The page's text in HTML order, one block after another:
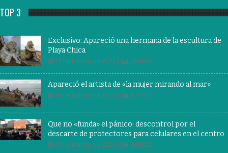
TOP 3
Exclusivo: Apareció una hermana de la escultura de
Playa Chica
17 de febrero de 2021 | 299555
Apareció el artista de «la mujer mirando al mar»
19 de febrero de 2021 | 177637
Que no «funda» el pánico: descontrol por el
descarte de protectores para celulares en el centro
08 de febrero de 2021 | 149302